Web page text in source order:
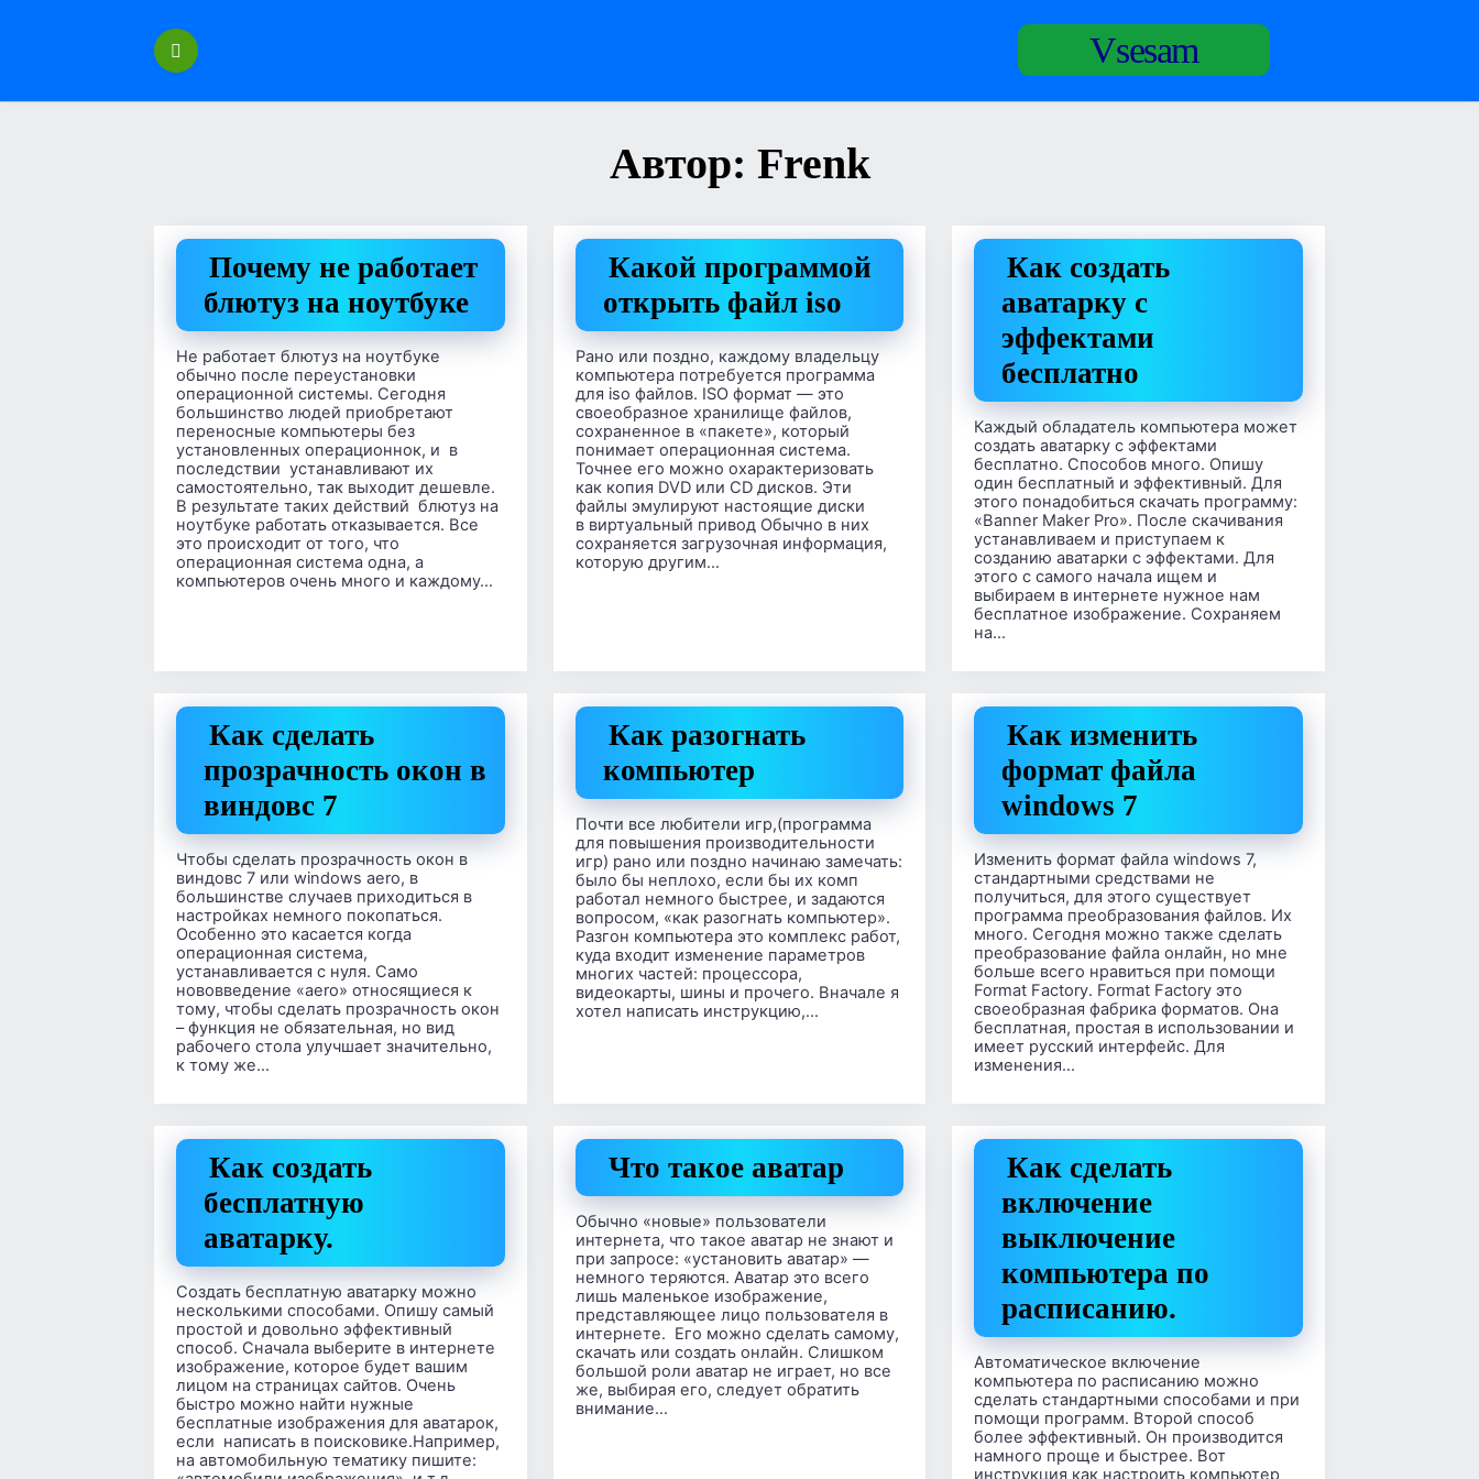
Vsesam
Автор: Frenk
Почему не работает
блютуз на ноутбуке
Не работает блютуз на ноутбуке
обычно после переустановки
операционной системы. Сегодня
большинство людей приобретают
переносные компьютеры без
установленных операционнок, и в
последствии устанавливают их
самостоятельно, так выходит дешевле.
В результате таких действий блютуз на
ноутбуке работать отказывается. Все
это происходит от того, что
операционная система одна, а
компьютеров очень много и каждому…
Какой программой
открыть файл iso
Рано или поздно, каждому владельцу
компьютера потребуется программа
для iso файлов. ISO формат — это
своеобразное хранилище файлов,
сохраненное в «пакете», который
понимает операционная система.
Точнее его можно охарактеризовать
как копия DVD или CD дисков. Эти
файлы эмулируют настоящие диски
в виртуальный привод Обычно в них
сохраняется загрузочная информация,
которую другим…
Как создать
аватарку с
эффектами
бесплатно
Каждый обладатель компьютера может
создать аватарку с эффектами
бесплатно. Способов много. Опишу
один бесплатный и эффективный. Для
этого понадобиться скачать программу:
«Banner Maker Pro». После скачивания
устанавливаем и приступаем к
созданию аватарки с эффектами. Для
этого с самого начала ищем и
выбираем в интернете нужное нам
бесплатное изображение. Сохраняем
на…
Как сделать
прозрачность окон в
виндовс 7
Чтобы сделать прозрачность окон в
виндовс 7 или windows aero, в
большинстве случаев приходиться в
настройках немного покопаться.
Особенно это касается когда
операционная система,
устанавливается с нуля. Само
нововведение «aero» относящиеся к
тому, чтобы сделать прозрачность окон
– функция не обязательная, но вид
рабочего стола улучшает значительно,
к тому же…
Как разогнать
компьютер
Почти все любители игр,(программа
для повышения производительности
игр) рано или поздно начинаю замечать:
было бы неплохо, если бы их комп
работал немного быстрее, и задаются
вопросом, «как разогнать компьютер».
Разгон компьютера это комплекс работ,
куда входит изменение параметров
многих частей: процессора,
видеокарты, шины и прочего. Вначале я
хотел написать инструкцию,…
Как изменить
формат файла
windows 7
Изменить формат файла windows 7,
стандартными средствами не
получиться, для этого существует
программа преобразования файлов. Их
много. Сегодня можно также сделать
преобразование файла онлайн, но мне
больше всего нравиться при помощи
Format Factory. Format Factory это
своеобразная фабрика форматов. Она
бесплатная, простая в использовании и
имеет русский интерфейс. Для
изменения…
Как создать
бесплатную
аватарку.
Создать бесплатную аватарку можно
несколькими способами. Опишу самый
простой и довольно эффективный
способ. Сначала выберите в интернете
изображение, которое будет вашим
лицом на страницах сайтов. Очень
быстро можно найти нужные
бесплатные изображения для аватарок,
если написать в поисковике.Например,
на автомобильную тематику пишите:
Что такое аватар
Обычно «новые» пользователи
интернета, что такое аватар не знают и
при запросе: «установить аватар» —
немного теряются. Аватар это всего
лишь маленькое изображение,
представляющее лицо пользователя в
интернете. Его можно сделать самому,
скачать или создать онлайн. Слишком
большой роли аватар не играет, но все
же, выбирая его, следует обратить
внимание…
Как сделать
включение
выключение
компьютера по
расписанию.
Автоматическое включение
компьютера по расписанию можно
сделать стандартными способами и при
помощи программ. Второй способ
более эффективный. Он производится
намного проще и быстрее. Вот
инструкция как настроить компьютер